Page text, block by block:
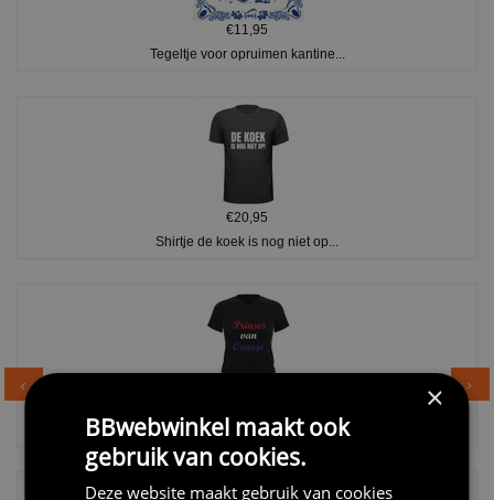
€11,95
Tegeltje voor opruimen kantine...
€20,95
Shirtje de koek is nog niet op...
Dames v hals t-shirt prinses v...
×
BBwebwinkel maakt ook
gebruik van cookies.
Deze website maakt gebruik van cookies